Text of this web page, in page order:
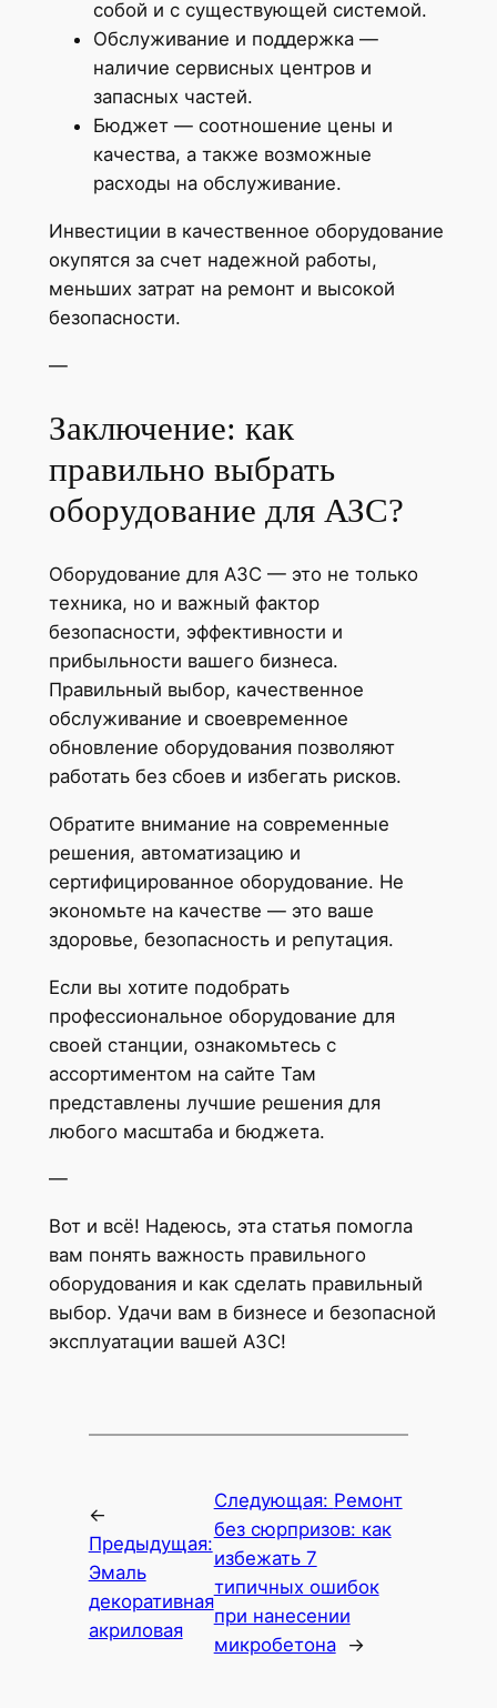
собой и с существующей системой.
Обслуживание и поддержка —
наличие сервисных центров и
запасных частей.
Бюджет — соотношение цены и
качества, а также возможные
расходы на обслуживание.
Инвестиции в качественное оборудование
окупятся за счет надежной работы,
меньших затрат на ремонт и высокой
безопасности.
—
Заключение: как
правильно выбрать
оборудование для АЗС?
Оборудование для АЗС — это не только
техника, но и важный фактор
безопасности, эффективности и
прибыльности вашего бизнеса.
Правильный выбор, качественное
обслуживание и своевременное
обновление оборудования позволяют
работать без сбоев и избегать рисков.
Обратите внимание на современные
решения, автоматизацию и
сертифицированное оборудование. Не
экономьте на качестве — это ваше
здоровье, безопасность и репутация.
Если вы хотите подобрать
профессиональное оборудование для
своей станции, ознакомьтесь с
ассортиментом на сайте Там
представлены лучшие решения для
любого масштаба и бюджета.
—
Вот и всё! Надеюсь, эта статья помогла
вам понять важность правильного
оборудования и как сделать правильный
выбор. Удачи вам в бизнесе и безопасной
эксплуатации вашей АЗС!
←
Предыдущая:
Эмаль
декоративная
акриловая
Следующая: Ремонт
без сюрпризов: как
избежать 7
типичных ошибок
при нанесении
микробетона
→